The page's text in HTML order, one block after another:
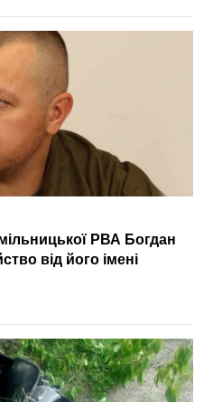
РВА Богдан
від його імені